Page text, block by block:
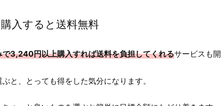
入すると送料無料
で3,240円以上購入すれば送料を負担してくれるサービスも開
と、とっても得をした気分になります。